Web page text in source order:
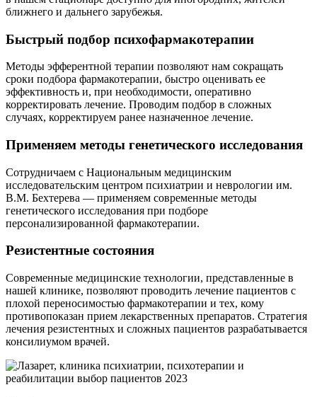
ближнего и дальнего зарубежья.
Быстрый подбор психофармакотерапии
Методы эфферентной терапии позволяют нам сокращать
сроки подбора фармакотерапии, быстро оценивать ее
эффективность и, при необходимости, оперативно
корректировать лечение. Проводим подбор в сложных
случаях, корректируем ранее назначенное лечение.
Применяем методы генетического исследования
Сотрудничаем с Национальным медицинским
исследовательским центром психиатрии и неврологии им.
В.М. Бехтерева — применяем современные методы
генетического исследования при подборе
персонализированной фармакотерапии.
Резистентные состояния
Современные медицинские технологии, представленные в
нашей клинике, позволяют проводить лечение пациентов с
плохой переносимостью фармакотерапии и тех, кому
противопоказан прием лекарственных препаратов. Стратегия
лечения резистентных и сложных пациентов разрабатывается
консилиумом врачей.